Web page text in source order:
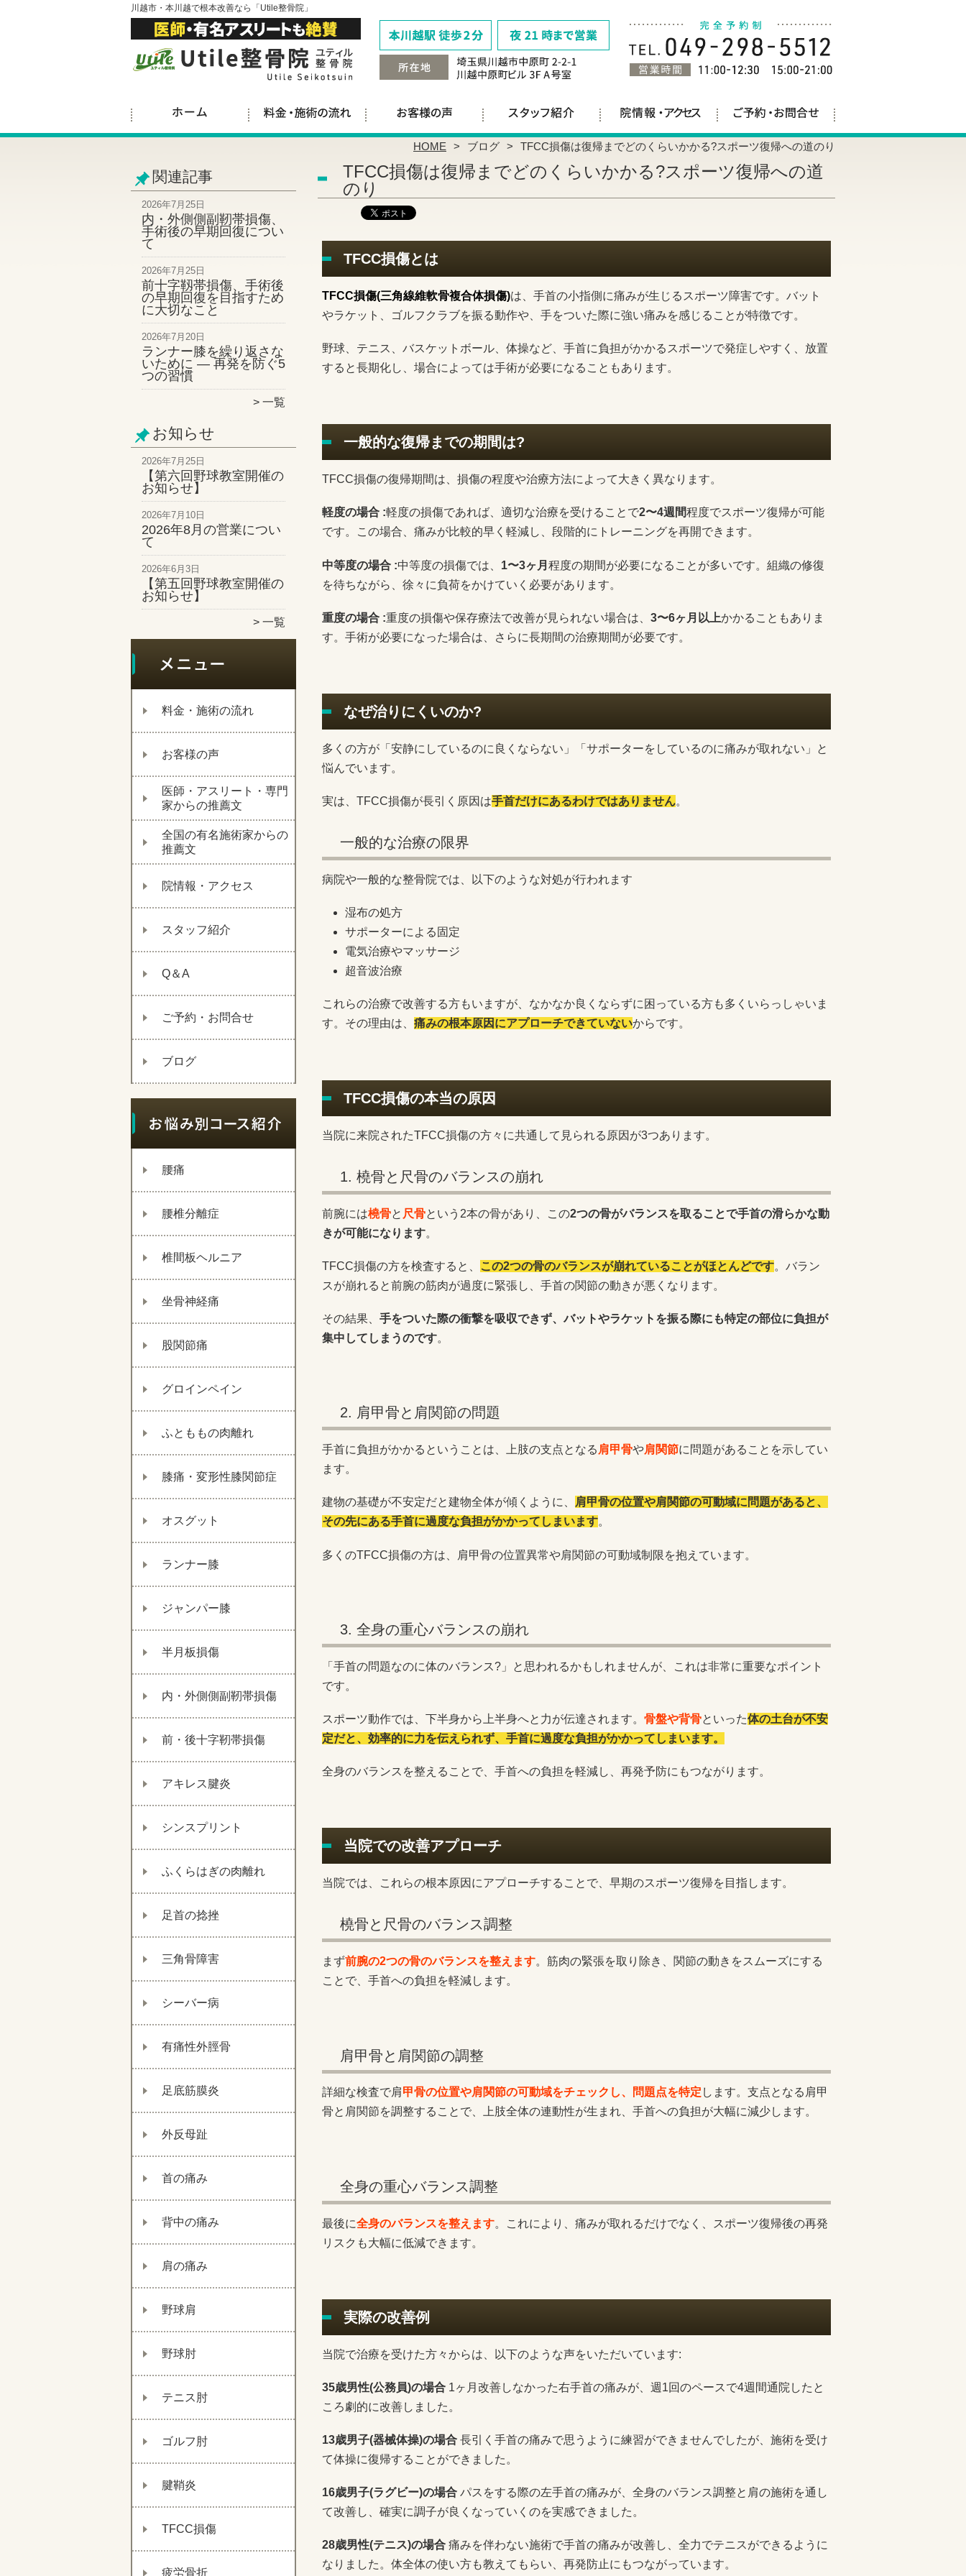
川越市・本川越で根本改善なら「Utile整骨院」
HOME ブログ TFCC損傷は復帰までどのくらいかかる?スポーツ復帰への道のり
関連記事
2026年7月25日
内・外側側副靭帯損傷、
手術後の早期回復につい
て
2026年7月25日
前十字靱帯損傷、手術後
の早期回復を目指すため
に大切なこと
2026年7月20日
ランナー膝を繰り返さな
いために ― 再発を防ぐ5
つの習慣
一覧
お知らせ
2026年7月25日
【第六回野球教室開催の
お知らせ】
2026年7月10日
2026年8月の営業につい
て
2026年6月3日
【第五回野球教室開催の
お知らせ】
一覧
料金・施術の流れ
お客様の声
医師・アスリート・専門
家からの推薦文
全国の有名施術家からの
推薦文
院情報・アクセス
スタッフ紹介
Q＆A
ご予約・お問合せ
ブログ
腰痛
腰椎分離症
椎間板ヘルニア
坐骨神経痛
股関節痛
グロインペイン
ふとももの肉離れ
膝痛・変形性膝関節症
オスグット
ランナー膝
ジャンパー膝
半月板損傷
内・外側側副靭帯損傷
前・後十字靭帯損傷
アキレス腱炎
シンスプリント
ふくらはぎの肉離れ
足首の捻挫
三角骨障害
シーバー病
有痛性外脛骨
足底筋膜炎
外反母趾
首の痛み
背中の痛み
肩の痛み
野球肩
野球肘
テニス肘
ゴルフ肘
腱鞘炎
TFCC損傷
疲労骨折
TFCC損傷は復帰までどのくらいかかる?スポーツ復帰への道
のり
TFCC損傷とは
TFCC損傷(三角線維軟骨複合体損傷)は、手首の小指側に痛みが生じるスポーツ障害です。バット
やラケット、ゴルフクラブを振る動作や、手をついた際に強い痛みを感じることが特徴です。
野球、テニス、バスケットボール、体操など、手首に負担がかかるスポーツで発症しやすく、放置
すると長期化し、場合によっては手術が必要になることもあります。
一般的な復帰までの期間は?
TFCC損傷の復帰期間は、損傷の程度や治療方法によって大きく異なります。
軽度の場合 :軽度の損傷であれば、適切な治療を受けることで2〜4週間程度でスポーツ復帰が可能
です。この場合、痛みが比較的早く軽減し、段階的にトレーニングを再開できます。
中等度の場合 :中等度の損傷では、 1〜3ヶ月 程度の期間が必要になることが多いです。組織の修復
を待ちながら、徐々に負荷をかけていく必要があります。
重度の場合 :重度の損傷や保存療法で改善が見られない場合は、 3〜6ヶ月以上かかることもありま
す。手術が必要になった場合は、さらに長期間の治療期間が必要です。
なぜ治りにくいのか?
多くの方が「安静にしているのに良くならない」「サポーターをしているのに痛みが取れない」と
悩んでいます。
実は、TFCC損傷が長引く原因は手首だけにあるわけではありません。
一般的な治療の限界
病院や一般的な整骨院では、以下のような対処が行われます
湿布の処方
サポーターによる固定
電気治療やマッサージ
超音波治療
これらの治療で改善する方もいますが、なかなか良くならずに困っている方も多くいらっしゃいま
す。その理由は、 痛みの根本原因にアプローチできていないからです。
TFCC損傷の本当の原因
当院に来院されたTFCC損傷の方々に共通して見られる原因が3つあります。
1. 橈骨と尺骨のバランスの崩れ
前腕には橈骨と 尺骨という2本の骨があり、この2つの骨がバランスを取ることで手首の滑らかな動
きが可能になります。
TFCC損傷の方を検査すると、 この2つの骨のバランスが崩れていることがほとんどです。バラン
スが崩れると前腕の筋肉が過度に緊張し、手首の関節の動きが悪くなります。
その結果、 手をついた際の衝撃を吸収できず、バットやラケットを振る際にも特定の部位に負担が
集中してしまうのです。
2. 肩甲骨と肩関節の問題
手首に負担がかかるということは、上肢の支点となる 肩甲骨や肩関節に問題があることを示してい
ます。
建物の基礎が不安定だと建物全体が傾くように、
肩甲骨の位置や肩関節の可動域に問題があると、
その先にある手首に過度な負担がかかってしまいます。
多くのTFCC損傷の方は、肩甲骨の位置異常や肩関節の可動域制限を抱えています。
3. 全身の重心バランスの崩れ
「手首の問題なのに体のバランス?」と思われるかもしれませんが、これは非常に重要なポイント
です。
スポーツ動作では、下半身から上半身へと力が伝達されます。 骨盤や背骨といった体の土台が不安
定だと、効率的に力を伝えられず、手首に過度な負担がかかってしまいます。
全身のバランスを整えることで、手首への負担を軽減し、再発予防にもつながります。
当院での改善アプローチ
当院では、これらの根本原因にアプローチすることで、早期のスポーツ復帰を目指します。
橈骨と尺骨のバランス調整
まず前腕の2つの骨のバランスを整えます。筋肉の緊張を取り除き、関節の動きをスムーズにする
ことで、手首への負担を軽減します。
肩甲骨と肩関節の調整
詳細な検査で肩甲骨の位置や肩関節の可動域をチェックし、問題点を特定 します。支点となる肩甲
骨と肩関節を調整することで、上肢全体の連動性が生まれ、手首への負担が大幅に減少します。
全身の重心バランス調整
最後に全身のバランスを整えます。これにより、痛みが取れるだけでなく、スポーツ復帰後の再発
リスクも大幅に低減できます。
実際の改善例
当院で治療を受けた方々からは、以下のような声をいただいています:
35歳男性(公務員)の場合 1ヶ月改善しなかった右手首の痛みが、週1回のペースで4週間通院したと
ころ劇的に改善しました。
13歳男子(器械体操)の場合 長引く手首の痛みで思うように練習ができませんでしたが、施術を受け
て体操に復帰することができました。
16歳男子(ラグビー)の場合 パスをする際の左手首の痛みが、全身のバランス調整と肩の施術を通し
て改善し、確実に調子が良くなっていくのを実感できました。
28歳男性(テニス)の場合 痛みを伴わない施術で手首の痛みが改善し、全力でテニスができるように
なりました。体全体の使い方も教えてもらい、再発防止にもつながっています。